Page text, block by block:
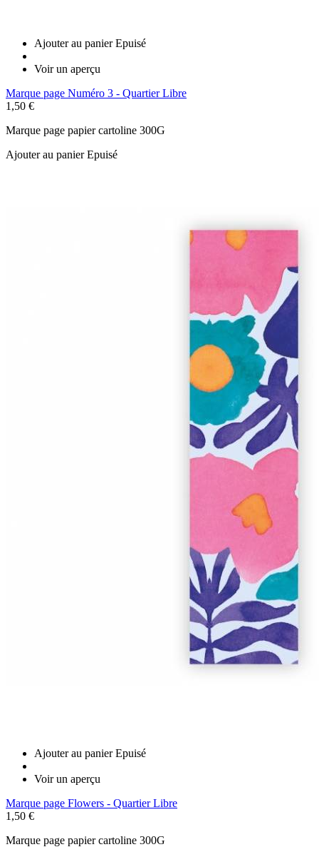
Ajouter au panier Epuisé
Voir un aperçu
Marque page Numéro 3 - Quartier Libre
1,50 €
Marque page papier cartoline 300G
Ajouter au panierEpuisé
Ajouter au panier Epuisé
Voir un aperçu
Marque page Flowers - Quartier Libre
1,50 €
Marque page papier cartoline 300G